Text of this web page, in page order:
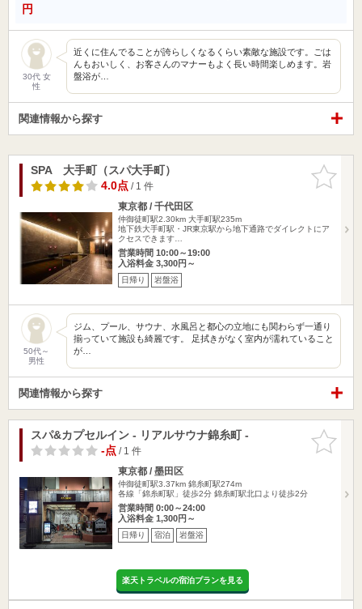
円
30代 女
性
近くに住んでることが誇らしくなるくらい素敵な施設です。ごは
んもおいしく、お客さんのマナーもよく長い時間楽しめます。岩
盤浴が…
関連情報から探す
お気に入
りに追加
SPA 大手町（スパ大手町）
4.0点/ 1 件
東京都 / 千代田区
仲御徒町駅2.30km 大手町駅235m
地下鉄大手町駅・JR東京駅から地下通路でダイレクトにア
クセスできます…
営業時間 10:00～19:00
入浴料金 3,300円～
日帰り 岩盤浴
50代～
男性
ジム、プール、サウナ、水風呂と都心の立地にも関わらず一通り
揃っていて施設も綺麗です。 足拭きがなく室内が濡れていること
が…
関連情報から探す
お気に入
りに追加
スパ&カプセルイン - リアルサウナ錦糸町 -
-点/ 1 件
東京都 / 墨田区
仲御徒町駅3.37km 錦糸町駅274m
各線「錦糸町駅」徒歩2分 錦糸町駅北口より徒歩2分
営業時間 0:00～24:00
入浴料金 1,300円～
日帰り 宿泊 岩盤浴
楽天トラベルの宿泊プランを見る